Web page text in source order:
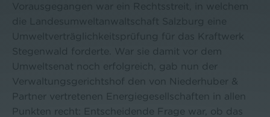
Vorausgegangen war ein Rechtsstreit, in welchem
die Landesumweltanwaltschaft Salzburg eine
Umweltverträglichkeitsprüfung für das Kraftwerk
Stegenwald forderte. War sie damit vor dem
Umweltsenat noch erfolgreich, gab nun der
Verwaltungsgerichtshof den von Niederhuber &
Partner vertretenen Energiegesellschaften in allen
Punkten recht: Entscheidende Frage war, ob das